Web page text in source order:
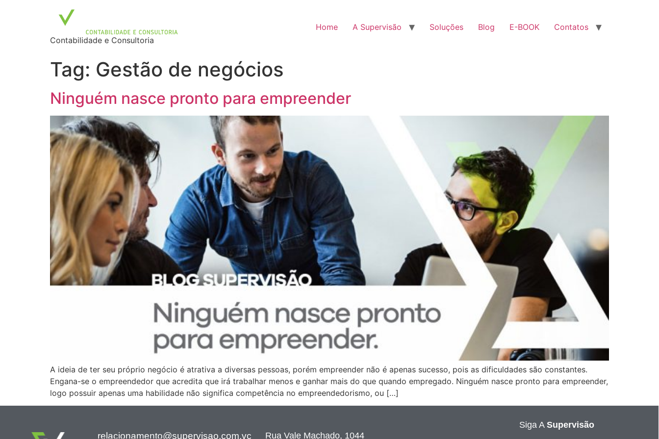
Contabilidade e Consultoria
Home A Supervisão Soluções Blog E-BOOK Contatos
Tag: Gestão de negócios
Ninguém nasce pronto para empreender
A ideia de ter seu próprio negócio é atrativa a diversas pessoas, porém empreender não é apenas sucesso, pois as dificuldades são constantes.
Engana-se o empreendedor que acredita que irá trabalhar menos e ganhar mais do que quando empregado. Ninguém nasce pronto para empreender,
logo possuir apenas uma habilidade não significa competência no empreendedorismo, ou […]
relacionamento@supervisao.com.vc Rua Vale Machado, 1044
Siga A Supervisão